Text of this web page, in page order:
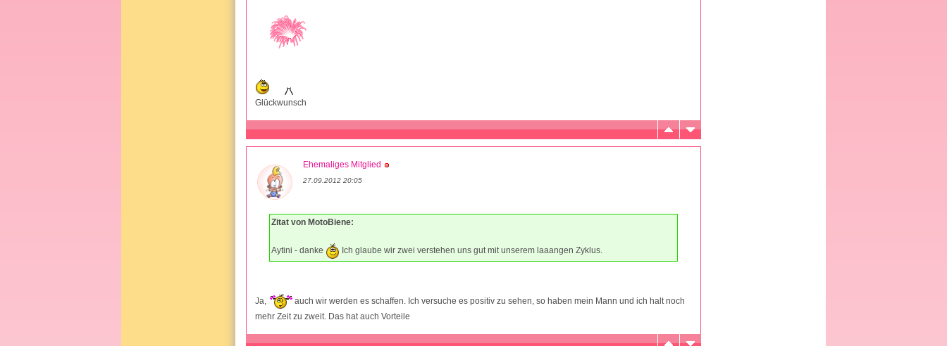
Glückwunsch
Ehemaliges Mitglied
27.09.2012 20:05
Zitat von MotoBiene:
Aytini - danke Ich glaube wir zwei verstehen uns gut mit unserem laaangen Zyklus.
Ja,
auch wir werden es schaffen. Ich versuche es positiv zu sehen, so haben mein Mann und ich halt noch
mehr Zeit zu zweit. Das hat auch Vorteile